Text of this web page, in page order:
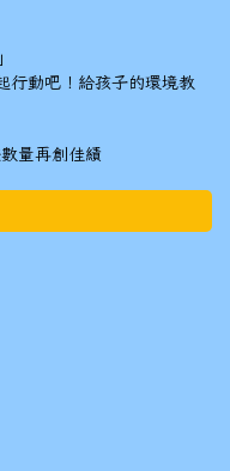
行動吧！給孩子的環境教
量再創佳績